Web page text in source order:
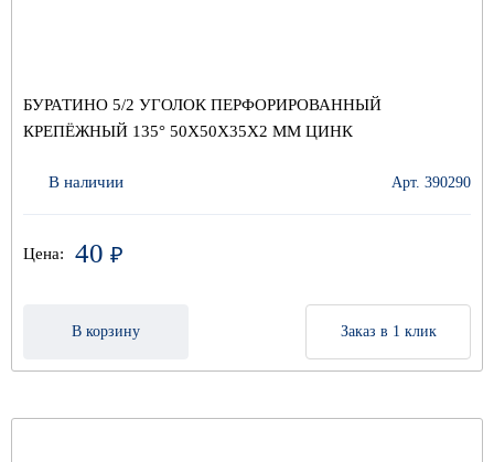
БУРАТИНО 5/2 УГОЛОК ПЕРФОРИРОВАННЫЙ
КРЕПЁЖНЫЙ 135° 50Х50Х35Х2 ММ ЦИНК
В наличии Арт. 390290
Цена: 40 ₽
В корзину Заказ в 1 клик